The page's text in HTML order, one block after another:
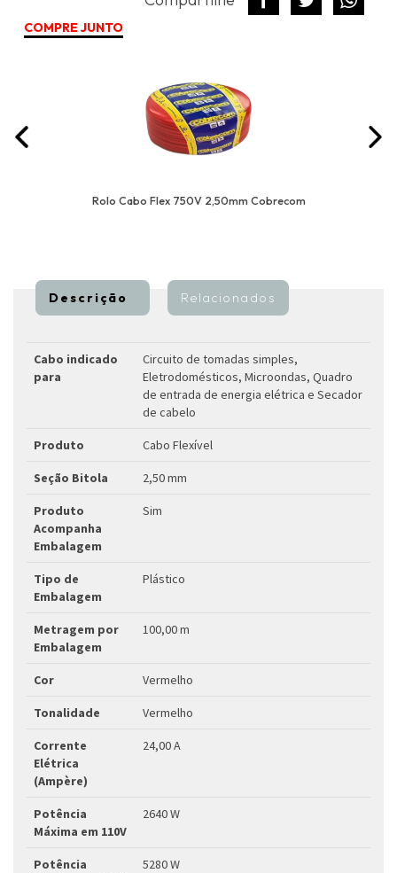
COMPRE JUNTO
Rolo Cabo Flex 750V 2,50mm Cobrecom
Descrição Relacionados
Cabo indicado
para
Circuito de tomadas simples,
Eletrodomésticos, Microondas, Quadro
de entrada de energia elétrica e Secador
de cabelo
Produto Cabo Flexível
Seção Bitola 2,50 mm
Produto
Acompanha
Embalagem
Sim
Tipo de
Embalagem
Plástico
Metragem por
Embalagem
100,00 m
Cor Vermelho
Tonalidade Vermelho
Corrente
Elétrica
(Ampère)
24,00 A
Potência
Máxima em 110V
2640 W
Potência
5280 W